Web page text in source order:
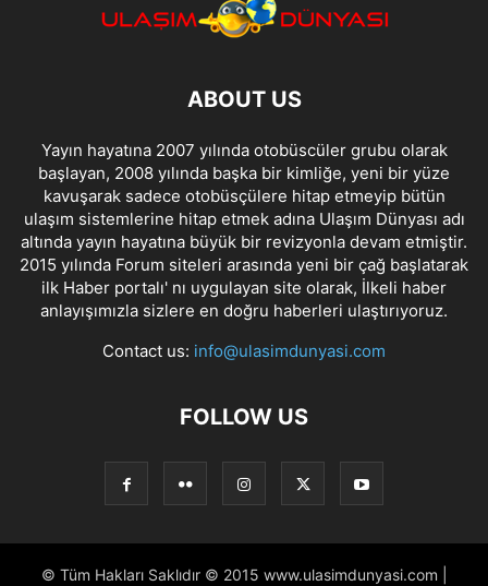
ABOUT US
Yayın hayatına 2007 yılında otobüscüler grubu olarak
başlayan, 2008 yılında başka bir kimliğe, yeni bir yüze
kavuşarak sadece otobüsçülere hitap etmeyip bütün
ulaşım sistemlerine hitap etmek adına Ulaşım Dünyası adı
altında yayın hayatına büyük bir revizyonla devam etmiştir.
2015 yılında Forum siteleri arasında yeni bir çağ başlatarak
ilk Haber portalı' nı uygulayan site olarak, İlkeli haber
anlayışımızla sizlere en doğru haberleri ulaştırıyoruz.
Contact us: info@ulasimdunyasi.com
FOLLOW US
© Tüm Hakları Saklıdır © 2015 www.ulasimdunyasi.com |